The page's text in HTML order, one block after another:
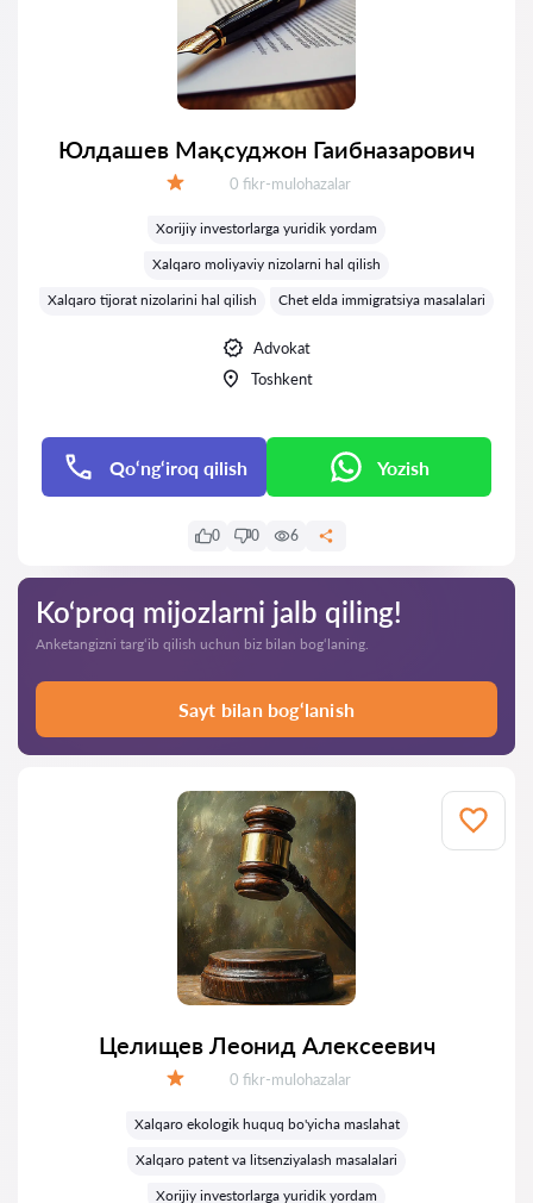
Юлдашев Мақсуджон Гаибназарович
Fikrlar:
0 fikr-mulohazalar
Xorijiy investorlarga yuridik yordam
Xalqaro moliyaviy nizolarni hal qilish
Xalqaro tijorat nizolarini hal qilish
Chet elda immigratsiya masalalari
Advokat
Toshkent
Qo‘ng‘iroq qilish Yozish
0 0 6
Ko‘proq mijozlarni jalb qiling!
Anketangizni targ‘ib qilish uchun biz bilan bog‘laning.
Sayt bilan bog‘lanish
Целищев Леонид Алексеевич
Fikrlar:
0 fikr-mulohazalar
Xalqaro ekologik huquq bo'yicha maslahat
Xalqaro patent va litsenziyalash masalalari
Xorijiy investorlarga yuridik yordam